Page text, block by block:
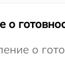
о